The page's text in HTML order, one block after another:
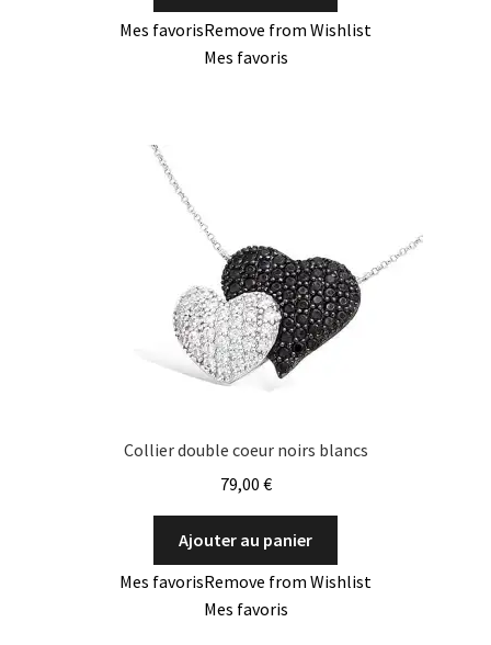
Mes favorisRemove from Wishlist
Mes favoris
Collier double coeur noirs blancs
79,00 €
Ajouter au panier
Mes favorisRemove from Wishlist
Mes favoris